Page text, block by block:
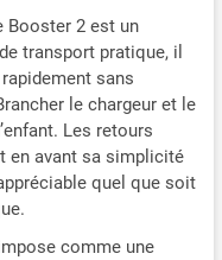
Booster 2 est un
transport pratique, il
sans
le chargeur et le
Les retours
en avant sa simplicité
quel que soit
comme une